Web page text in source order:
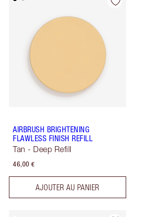
AIRBRUSH BRIGHTENING
FLAWLESS FINISH REFILL
Tan - Deep Refill
46,00 €
AJOUTER AU PANIER